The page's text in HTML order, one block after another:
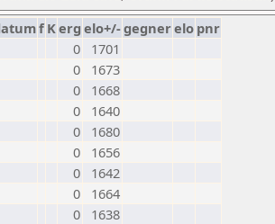
f Kerg elo+/-gegnerelo pnr
0
1701
0
1673
0
1668
0
1640
0
1680
0
1656
0
1642
0
1664
0
1638